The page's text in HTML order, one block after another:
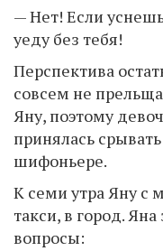
— Нет! Если
уеду без тебя!
Перспектива
совсем не
Яну, поэтому
принялась
шифоньере.
К семи утра Яну с
такси, в город.
вопросы: